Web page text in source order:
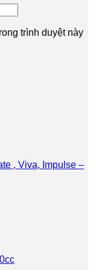
trình duyệt này
, Viva, Impulse –